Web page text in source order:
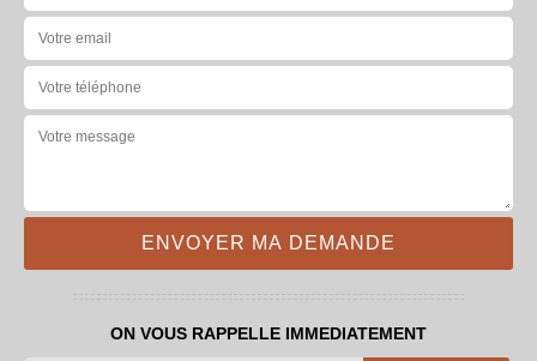
ON VOUS RAPPELLE IMMEDIATEMENT